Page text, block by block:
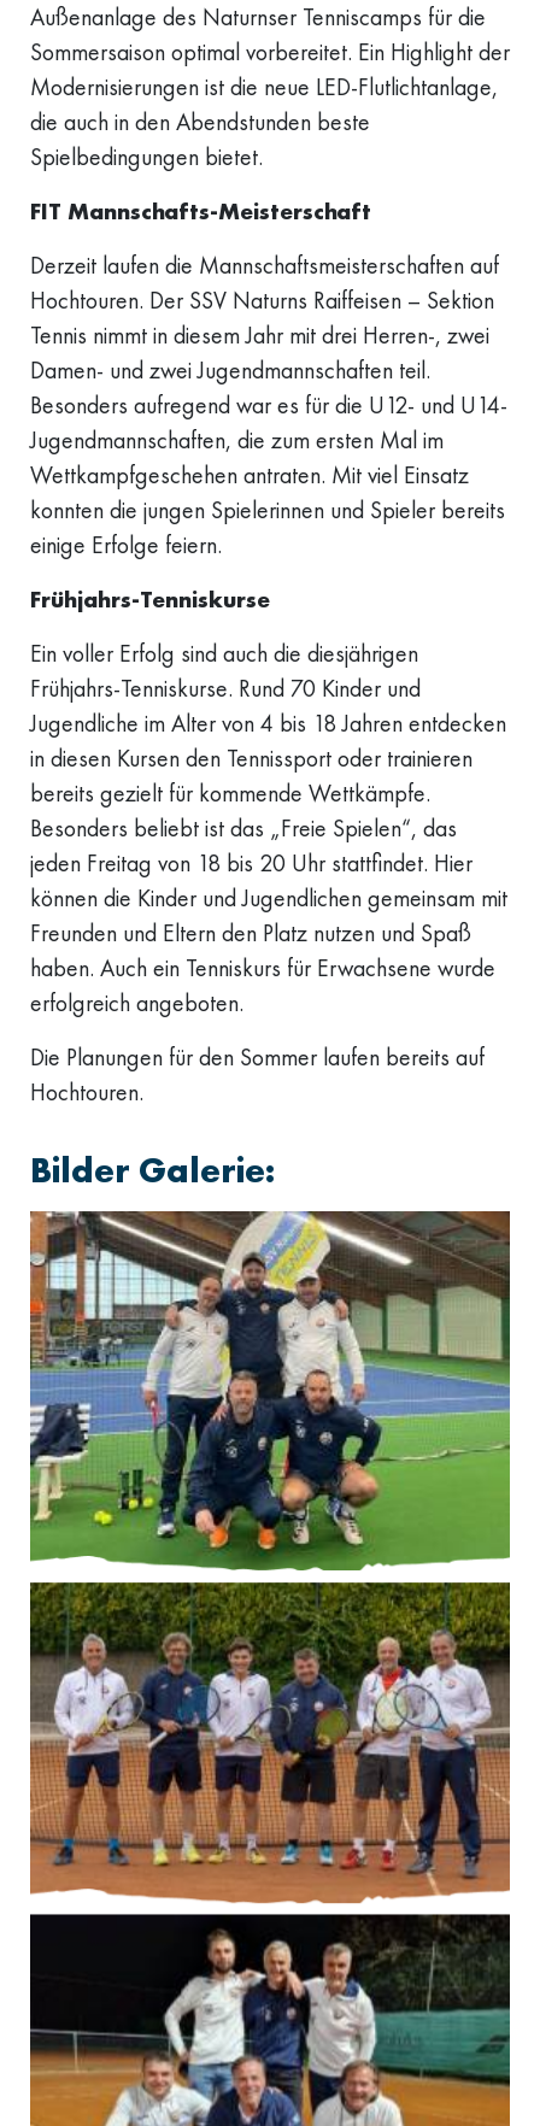
Außenanlage des Naturnser Tenniscamps für die
Sommersaison optimal vorbereitet. Ein Highlight der
Modernisierungen ist die neue LED-Flutlichtanlage,
die auch in den Abendstunden beste
Spielbedingungen bietet.
FIT Mannschafts-Meisterschaft
Derzeit laufen die Mannschaftsmeisterschaften auf
Hochtouren. Der SSV Naturns Raiffeisen – Sektion
Tennis nimmt in diesem Jahr mit drei Herren-, zwei
Damen- und zwei Jugendmannschaften teil.
Besonders aufregend war es für die U12- und U14-
Jugendmannschaften, die zum ersten Mal im
Wettkampfgeschehen antraten. Mit viel Einsatz
konnten die jungen Spielerinnen und Spieler bereits
einige Erfolge feiern.
Frühjahrs-Tenniskurse
Ein voller Erfolg sind auch die diesjährigen
Frühjahrs-Tenniskurse. Rund 70 Kinder und
Jugendliche im Alter von 4 bis 18 Jahren entdecken
in diesen Kursen den Tennissport oder trainieren
bereits gezielt für kommende Wettkämpfe.
Besonders beliebt ist das „Freie Spielen“, das
jeden Freitag von 18 bis 20 Uhr stattfindet. Hier
können die Kinder und Jugendlichen gemeinsam mit
Freunden und Eltern den Platz nutzen und Spaß
haben. Auch ein Tenniskurs für Erwachsene wurde
erfolgreich angeboten.
Die Planungen für den Sommer laufen bereits auf
Hochtouren.
Bilder Galerie: